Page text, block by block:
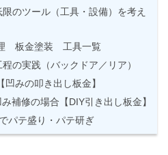
のツール（工具・設備）を考え
板金塗装 工具一覧
の実践（バックドア／リア）
みの叩き出し板金】
補修の場合【DIY引き出し板金】
パテ盛り・パテ研ぎ